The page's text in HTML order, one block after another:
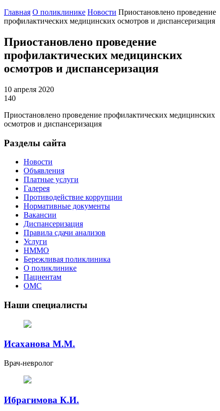
Главная О поликлинике Новости Приостановлено проведение
профилактических медицинских осмотров и диспансеризация
Приостановлено проведение
профилактических медицинских
осмотров и диспансеризация
10 апреля 2020
140
Приостановлено проведение профилактических медицинских
осмотров и диспансеризация
Разделы сайта
Новости
Объявления
Платные услуги
Галерея
Противодействие коррупции
Нормативные документы
Вакансии
Диспансеризация
Правила сдачи анализов
Услуги
НММО
Бережливая поликлиника
О поликлинике
Пациентам
ОМС
Наши специалисты
Исаханова М.М.
Врач-невролог
Ибрагимова К.И.